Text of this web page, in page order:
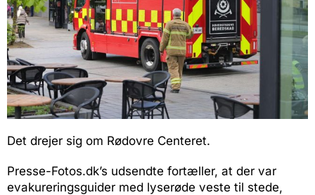
Det drejer sig om Rødovre Centeret.
Presse-Fotos.dk’s udsendte fortæller, at der var
evakureringsguider med lyserøde veste til stede,